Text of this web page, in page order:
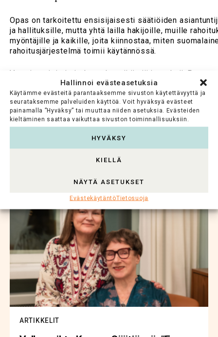
Hallinnoi evästeasetuksia
Käytämme evästeitä parantaaksemme sivuston käytettävyyttä ja
seurataksemme palveluiden käyttöä. Voit hyväksyä evästeet
painamalla ”Hyväksy” tai muuttaa niiden asetuksia. Evästeiden
kieltäminen saattaa vaikuttaa sivuston toiminnallisuuksiin.
HYVÄKSY
KIELLÄ
NÄYTÄ ASETUKSET
EvästekäytäntöTietosuoja
Opas on tarkoitettu ensisijaisesti säätiöiden
ja hallituksille, mutta yhtä lailla hakijoille, muille
myöntäjille ja kaikille, joita kiinnostaa, miten
rahoitusjärjestelmä toimii käytännössä.
Vertaisarviointi ei ole erehtymätön järjestelmä.
kuitenkaan ole vuosisatojen aikana keksitty. Siksi sen
kehittäminen, kriittinen tarkastelu ja avoimuus ovat
työtä.
Lue opassuomeksi|på svenska
ARTIKKELIT